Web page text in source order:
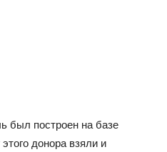
был построен на базе
донора взяли и